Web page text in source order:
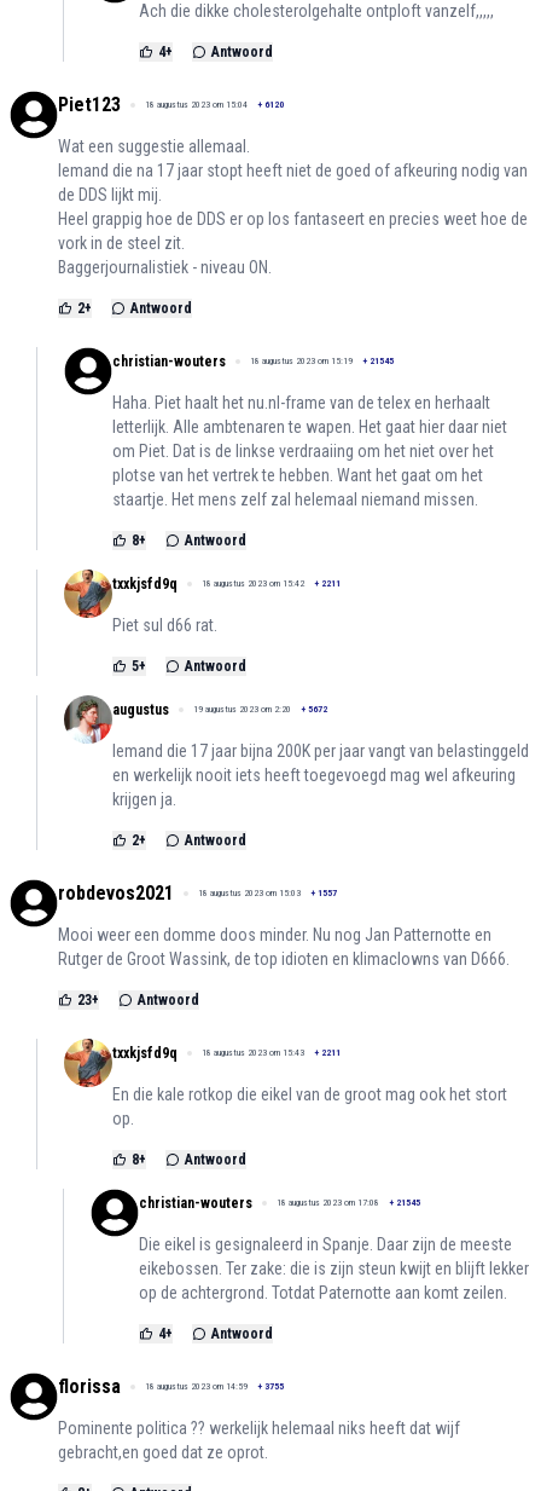
Ach die dikke cholesterolgehalte ontploft vanzelf,,,,,
4+ Antwoord
Piet123 18 augustus 2023 om 15:04 + 6120
Wat een suggestie allemaal.
Iemand die na 17 jaar stopt heeft niet de goed of afkeuring nodig van
de DDS lijkt mij.
Heel grappig hoe de DDS er op los fantaseert en precies weet hoe de
vork in de steel zit.
Baggerjournalistiek - niveau ON.
2+ Antwoord
christian-wouters 18 augustus 2023 om 15:19 + 21545
Haha. Piet haalt het nu.nl-frame van de telex en herhaalt
letterlijk. Alle ambtenaren te wapen. Het gaat hier daar niet
om Piet. Dat is de linkse verdraaiing om het niet over het
plotse van het vertrek te hebben. Want het gaat om het
staartje. Het mens zelf zal helemaal niemand missen.
8+ Antwoord
txxkjsfd9q 18 augustus 2023 om 15:42 + 2211
Piet sul d66 rat.
5+ Antwoord
augustus 19 augustus 2023 om 2:20 + 5672
Iemand die 17 jaar bijna 200K per jaar vangt van belastinggeld
en werkelijk nooit iets heeft toegevoegd mag wel afkeuring
krijgen ja.
2+ Antwoord
robdevos2021 18 augustus 2023 om 15:03 + 1557
Mooi weer een domme doos minder. Nu nog Jan Patternotte en
Rutger de Groot Wassink, de top idioten en klimaclowns van D666.
23+ Antwoord
txxkjsfd9q 18 augustus 2023 om 15:43 + 2211
En die kale rotkop die eikel van de groot mag ook het stort
op.
8+ Antwoord
christian-wouters 18 augustus 2023 om 17:08 + 21545
Die eikel is gesignaleerd in Spanje. Daar zijn de meeste
eikebossen. Ter zake: die is zijn steun kwijt en blijft lekker
op de achtergrond. Totdat Paternotte aan komt zeilen.
4+ Antwoord
florissa 18 augustus 2023 om 14:59 + 3755
Pominente politica ?? werkelijk helemaal niks heeft dat wijf
gebracht,en goed dat ze oprot.